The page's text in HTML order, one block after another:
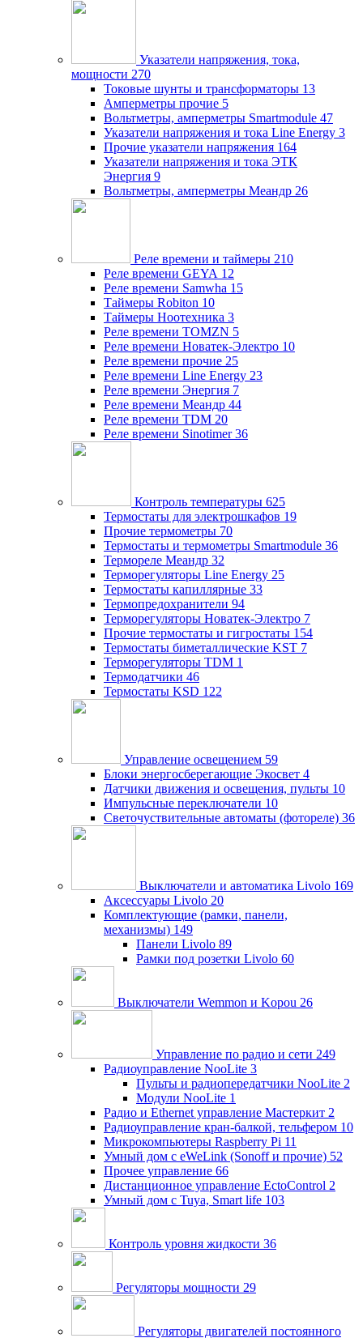
Указатели напряжения, тока,
мощности 270
Токовые шунты и трансформаторы 13
Амперметры прочие 5
Вольтметры, амперметры Smartmodule 47
Указатели напряжения и тока Line Energy 3
Прочие указатели напряжения 164
Указатели напряжения и тока ЭТК
Энергия 9
Вольтметры, амперметры Меандр 26
Реле времени и таймеры 210
Реле времени GEYA 12
Реле времени Samwha 15
Таймеры Robiton 10
Таймеры Ноотехника 3
Реле времени TOMZN 5
Реле времени Новатек-Электро 10
Реле времени прочие 25
Реле времени Line Energy 23
Реле времени Энергия 7
Реле времени Меандр 44
Реле времени TDM 20
Реле времени Sinotimer 36
Контроль температуры 625
Термостаты для электрошкафов 19
Прочие термометры 70
Термостаты и термометры Smartmodule 36
Термореле Меандр 32
Терморегуляторы Line Energy 25
Термостаты капиллярные 33
Термопредохранители 94
Терморегуляторы Новатек-Электро 7
Прочие термостаты и гигростаты 154
Термостаты биметаллические KST 7
Терморегуляторы TDM 1
Термодатчики 46
Термостаты KSD 122
Управление освещением 59
Блоки энергосберегающие Экосвет 4
Датчики движения и освещения, пульты 10
Импульсные переключатели 10
Светочуствительные автоматы (фотореле) 36
Выключатели и автоматика Livolo 169
Аксессуары Livolo 20
Комплектующие (рамки, панели,
механизмы) 149
Панели Livolo 89
Рамки под розетки Livolo 60
Выключатели Wemmon и Kopou 26
Управление по радио и сети 249
Радиоуправление NooLite 3
Пульты и радиопередатчики NooLite 2
Модули NooLite 1
Радио и Ethernet управление Мастеркит 2
Радиоуправление кран-балкой, тельфером 10
Микрокомпьютеры Raspberry Pi 11
Умный дом c eWeLink (Sonoff и прочие) 52
Прочее управление 66
Дистанционное управление EctoControl 2
Умный дом с Tuya, Smart life 103
Контроль уровня жидкости 36
Регуляторы мощности 29
Регуляторы двигателей постоянного